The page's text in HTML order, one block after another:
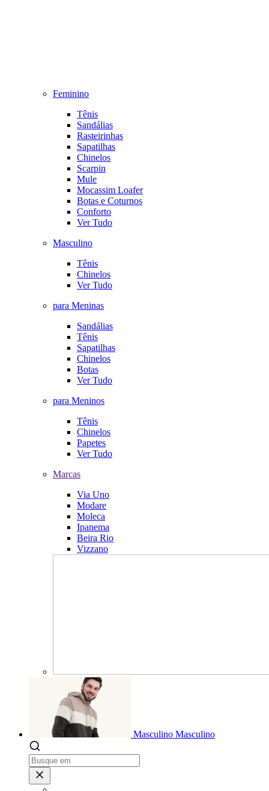
Feminino
Tênis
Sandálias
Rasteirinhas
Sapatilhas
Chinelos
Scarpin
Mule
Mocassim Loafer
Botas e Coturnos
Conforto
Ver Tudo
Masculino
Tênis
Chinelos
Ver Tudo
para Meninas
Sandálias
Tênis
Sapatilhas
Chinelos
Botas
Ver Tudo
para Meninos
Tênis
Chinelos
Papetes
Ver Tudo
Marcas
Via Uno
Modare
Moleca
Ipanema
Beira Rio
Vizzano
Masculino Masculino